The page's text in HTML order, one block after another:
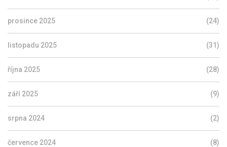
prosince 2025 (24)
listopadu 2025 (31)
října 2025 (28)
září 2025 (9)
srpna 2024 (2)
července 2024 (8)